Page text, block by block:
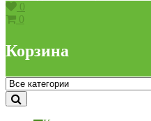
0
0
Корзина